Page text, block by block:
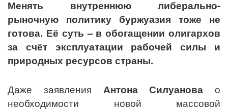
Менять внутреннюю либерально-
рыночную политику буржуазия тоже не
готова. Её суть – в обогащении олигархов
за счёт эксплуатации рабочей силы и
природных ресурсов страны.
Даже заявления Антона Силуанова о
необходимости новой массовой